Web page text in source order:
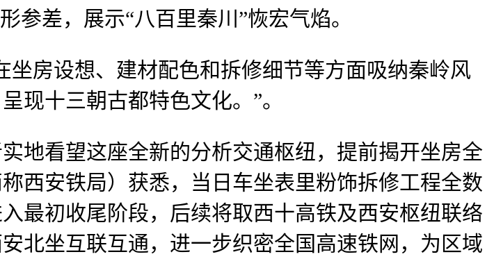
参差，展示“八百里秦川”恢宏气焰。
房设想、建材配色和拆修细节等方面吸纳秦岭风
现十三朝古都特色文化。”。
看望这座全新的分析交通枢纽，提前揭开坐房全
西安铁局）获悉，当日车坐表里粉饰拆修工程全数
最初收尾阶段，后续将取西十高铁及西安枢纽联络
北坐互联互通，进一步织密全国高速铁网，为区域